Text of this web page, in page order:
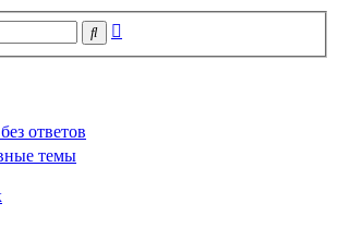
Поиск
ответов
темы